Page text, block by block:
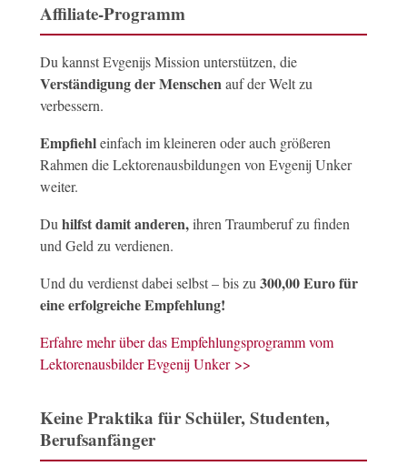
Affiliate-Programm
Du kannst Evgenijs Mission unterstützen, die
Verständigung der Menschen auf der Welt zu
verbessern.
Empfiehleinfach im kleineren oder auch größeren
Rahmen die Lektorenausbildungen von Evgenij Unker
weiter.
Du hilfst damit anderen,ihren Traumberuf zu finden
und Geld zu verdienen.
Und du verdienst dabei selbst – bis zu 300,00 Euro für
eine erfolgreiche Empfehlung!
Erfahre mehr über das Empfehlungsprogramm vom
Lektorenausbilder Evgenij Unker >>
Keine Praktika für Schüler, Studenten,
Berufsanfänger